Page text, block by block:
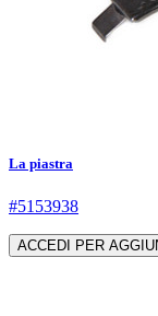
La piastra
#5153938
ACCEDI PER